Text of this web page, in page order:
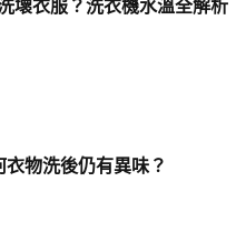
壞衣服？洗衣機水溫全解析
衣物洗後仍有異味？